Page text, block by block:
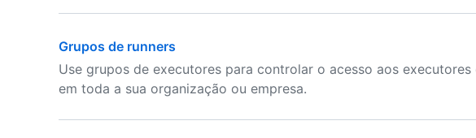
Grupos de runners
Use grupos de executores para controlar o acesso aos
em toda a sua organização ou empresa.